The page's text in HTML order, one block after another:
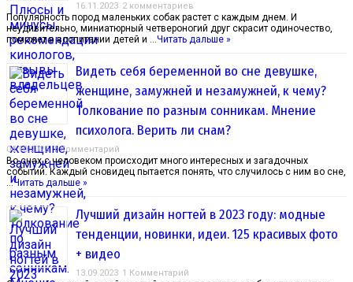
16.11.2023 2 комментариев
Популярность пород маленьких собак растет с каждым днем. И
неудивительно, миниатюрный четвероногий друг скрасит одиночество,
поможет в воспитании детей и …Читать дальше »
Видеть себя беременной во сне девушке,
женщине, замужней и незамужней, к чему?
Толкование по разным сонникам. Мнение
психолога. Верить ли снам?
04.10.2023 1 Комментарий
Во снах с человеком происходит много интересных и загадочных
событий. Каждый сновидец пытается понять, что случилось с ним во сне,
…Читать дальше »
Лучший дизайн ногтей в 2023 году: модные
тенденции, новинки, идеи. 125 красивых фото
+ видео
13.09.2023 1 Комментарий